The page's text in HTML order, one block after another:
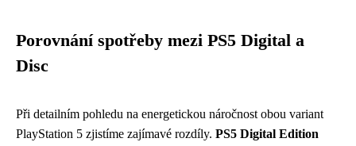
Porovnání spotřeby mezi PS5 Digital a
Disc
Při detailním pohledu na energetickou náročnost obou variant
PlayStation 5 zjistíme zajímavé rozdíly. PS5 Digital Edition